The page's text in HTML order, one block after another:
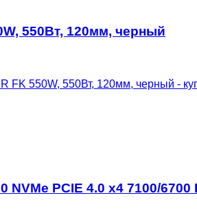
550Вт, 120мм, черный
NVMe PCIE 4.0 x4 7100/6700